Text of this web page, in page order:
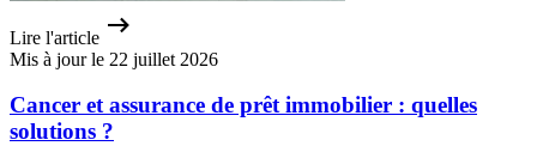
Lire l'article
Mis à jour le 22 juillet 2026
Cancer et assurance de prêt immobilier : quelles
solutions ?